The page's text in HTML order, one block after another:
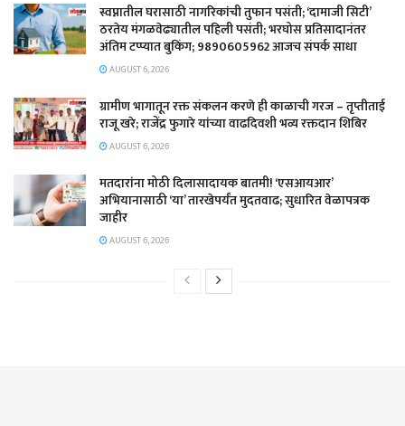
स्वप्नातील घरासाठी नागरिकांची तुफान पसंती; ‘दामाजी सिटी’
ठरतेय मंगळवेढ्यातील पहिली पसंती; भरघोस प्रतिसादानंतर
अंतिम टप्प्यात बुकिंग; 9890605962 आजच संपर्क साधा
AUGUST 6, 2026
ग्रामीण भागातून रक्त संकलन करणे ही काळाची गरज – तृप्तीताई
राजू खरे; राजेंद्र फुगारे यांच्या वाढदिवशी भव्य रक्तदान शिबिर
AUGUST 6, 2026
मतदारांना मोठी दिलासादायक बातमी! ‘एसआयआर’
अभियानासाठी ‘या’ तारखेपर्यंत मुदतवाढ; सुधारित वेळापत्रक
जाहीर
AUGUST 6, 2026